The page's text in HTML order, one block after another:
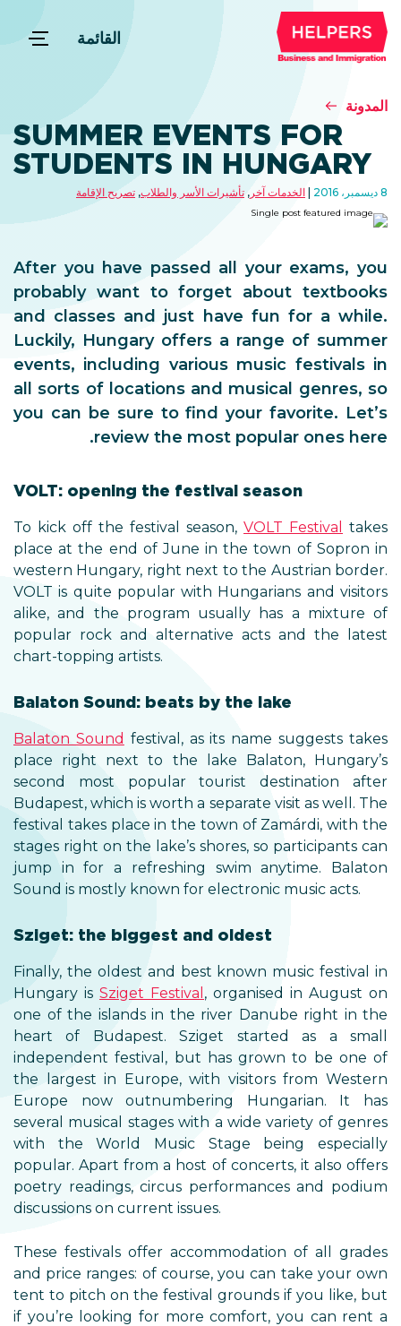
القائمة
المدونة
SUMMER EVENTS FOR
STUDENTS IN HUNGARY
8 ديسمبر، 2016 الخدمات آخر , تأشيرات الأسر والطلاب, تصريح الإقامة
After you have passed all your exams, you
probably want to forget about textbooks
and classes and just have fun for a while.
Luckily, Hungary offers a range of summer
events, including various music festivals in
all sorts of locations and musical genres, so
you can be sure to find your favorite. Let’s
review the most popular ones here.
VOLT: opening the festival season
To kick off the festival season, VOLT Festival
takes
place at the end of June in the town of Sopron in
western Hungary, right next to the Austrian border.
VOLT is quite popular with Hungarians and visitors
alike, and the program usually has a mixture of
popular rock and alternative acts and the latest
chart-topping artists.
Balaton Sound: beats by the lake
Balaton Sound festival, as its name suggests takes
place right next to the lake Balaton, Hungary’s
second most popular tourist destination after
Budapest, which is worth a separate visit as well. The
festival takes place in the town of Zamárdi, with the
stages right on the lake’s shores, so participants can
jump in for a refreshing swim anytime. Balaton
Sound is mostly known for electronic music acts.
Sziget: the biggest and oldest
Finally, the oldest and best known music festival in
Hungary is Sziget Festival , organised in August on
one of the islands in the river Danube right in the
heart of Budapest. Sziget started as a small
independent festival, but has grown to be one of
the largest in Europe, with visitors from Western
Europe now outnumbering Hungarian. It has
several musical stages with a wide variety of genres
with the World Music Stage being especially
popular. Apart from a host of concerts, it also offers
poetry readings, circus performances and podium
discussions on current issues.
These festivals offer accommodation of all grades
and price ranges: of course, you can take your own
tent to pitch on the festival grounds if you like, but
if you’re looking for more comfort, you can rent a